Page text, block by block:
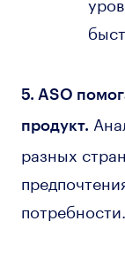
5. ASO
продукт.
разных
потребности.